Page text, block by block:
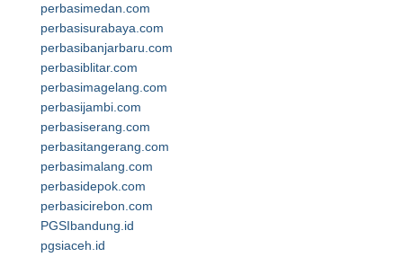
perbasimedan.com
perbasisurabaya.com
perbasibanjarbaru.com
perbasiblitar.com
perbasimagelang.com
perbasijambi.com
perbasiserang.com
perbasitangerang.com
perbasimalang.com
perbasidepok.com
perbasicirebon.com
PGSIbandung.id
pgsiaceh.id